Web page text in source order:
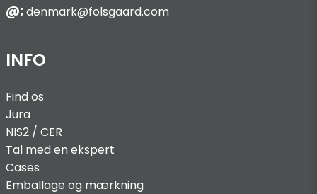
@:denmark@folsgaard.com
INFO
Find os
Jura
NIS2 / CER
Tal med en ekspert
Cases
Emballage og mærkning